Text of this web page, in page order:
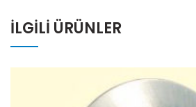
İLGILI ÜRÜNLER